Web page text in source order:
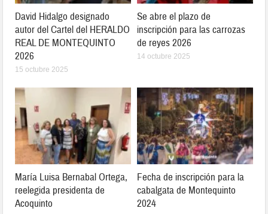
David Hidalgo designado
autor del Cartel del HERALDO
REAL DE MONTEQUINTO
2026
15 octubre 2025
Se abre el plazo de
inscripción para las carrozas
de reyes 2026
14 octubre 2025
María Luisa Bernabal Ortega,
reelegida presidenta de
Acoquinto
Fecha de inscripción para la
cabalgata de Montequinto
2024